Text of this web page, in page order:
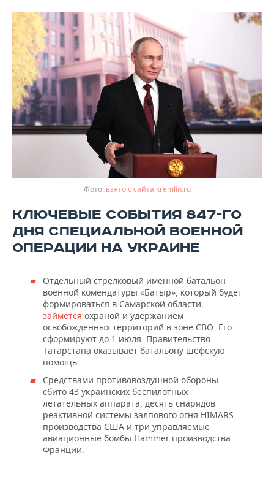
взято с сайта kremlin.ru
КЛЮЧЕВЫЕ СОБЫТИЯ 847-ГО
ДНЯ СПЕЦИАЛЬНОЙ ВОЕННОЙ
ОПЕРАЦИИ НА УКРАИНЕ
Отдельный стрелковый именной батальон
военной комендатуры «Батыр», который будет
формироваться в Самарской области,
займется охраной и удержанием
освобожденных территорий в зоне СВО. Его
сформируют до 1 июля. Правительство
Татарстана оказывает батальону шефскую
помощь.
Средствами противовоздушной обороны
сбито 43 украинских беспилотных
летательных аппарата, десять снарядов
реактивной системы залпового огня HIMARS
производства США и три управляемые
авиационные бомбы Hammer производства
Франции.